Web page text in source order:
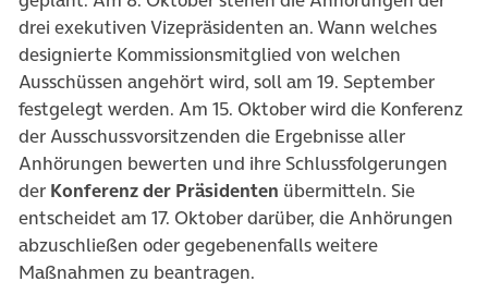
drei exekutiven Vizepräsidenten an. Wann welches
designierte Kommissionsmitglied von welchen
Ausschüssen angehört wird, soll am 19. September
festgelegt werden. Am 15. Oktober wird die Konferenz
der Ausschussvorsitzenden die Ergebnisse aller
Anhörungen bewerten und ihre Schlussfolgerungen
der Konferenz der Präsidenten übermitteln. Sie
entscheidet am 17. Oktober darüber, die Anhörungen
abzuschließen oder gegebenenfalls weitere
Maßnahmen zu beantragen.